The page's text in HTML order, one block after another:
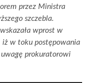
przez Ministra
szczebla.
wprost w
iż w toku postępowania
uwagę prokuratorowi